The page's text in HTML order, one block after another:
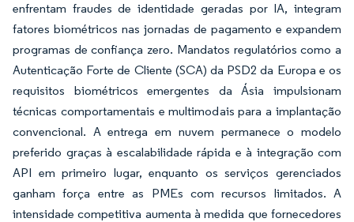
enfrentam fraudes de identidade geradas por IA, integram
fatores biométricos nas jornadas de pagamento e expandem
programas de confiança zero. Mandatos regulatórios como a
Autenticação Forte de Cliente (SCA) da PSD2 da Europa e os
requisitos biométricos emergentes da Ásia impulsionam
técnicas comportamentais e multimodais para a implantação
convencional. A entrega em nuvem permanece o modelo
preferido graças à escalabilidade rápida e à integração com
API em primeiro lugar, enquanto os serviços gerenciados
ganham força entre as PMEs com recursos limitados. A
intensidade competitiva aumenta à medida que fornecedores